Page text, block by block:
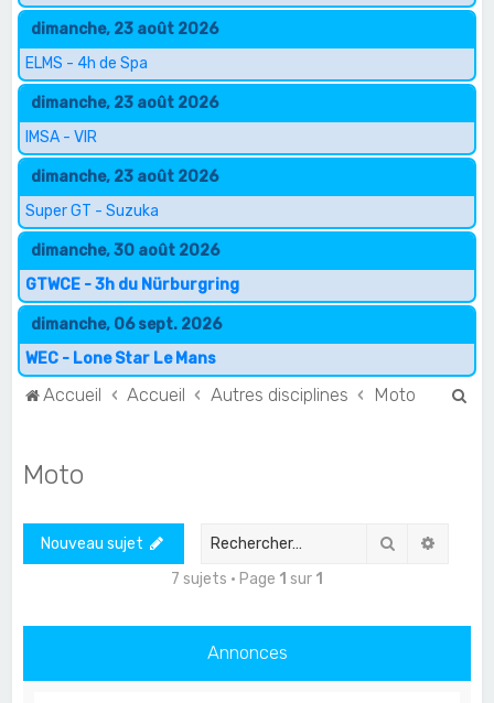
dimanche, 23 août 2026
ELMS - 4h de Spa
dimanche, 23 août 2026
IMSA - VIR
dimanche, 23 août 2026
Super GT - Suzuka
dimanche, 30 août 2026
GTWCE - 3h du Nürburgring
dimanche, 06 sept. 2026
WEC - Lone Star Le Mans
Accueil Accueil Autres disciplines Moto
Moto
Nouveau sujet Rechercher
7 sujets • Page 1 sur 1
Annonces